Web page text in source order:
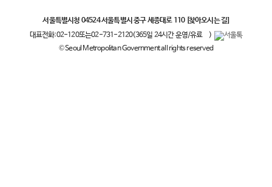
서울특별시청 04524 서울특별시 중구 세종대로 110 [찾아오시는 길]
대표전화:02-120또는02-731-2120(365일 24시간 운영/유료
)
© Seoul Metropolitan Government all rights reserved